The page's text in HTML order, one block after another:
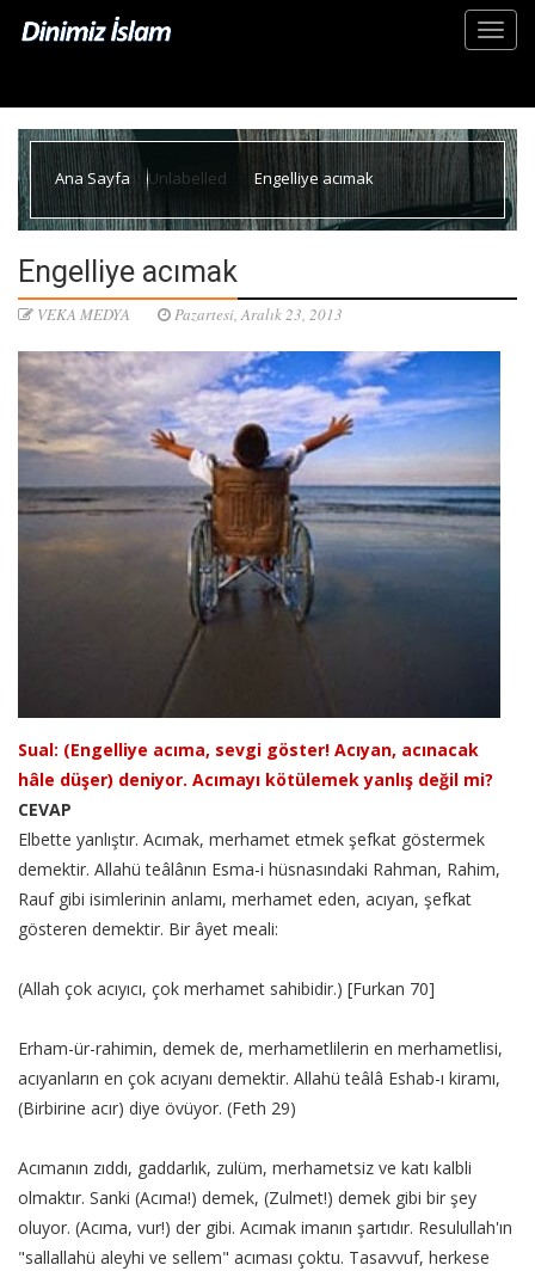
Ana Sayfa Unlabelled Engelliye acımak
Engelliye acımak
VEKA MEDYA Pazartesi, Aralık 23, 2013
Sual: (Engelliye acıma, sevgi göster! Acıyan, acınacak
hâle düşer) deniyor. Acımayı kötülemek yanlış değil mi?
CEVAP
Elbette yanlıştır. Acımak, merhamet etmek şefkat göstermek
demektir. Allahü teâlânın Esma-i hüsnasındaki Rahman, Rahim,
Rauf gibi isimlerinin anlamı, merhamet eden, acıyan, şefkat
gösteren demektir. Bir âyet meali:
(Allah çok acıyıcı, çok merhamet sahibidir.) [Furkan 70]
Erham-ür-rahimin, demek de, merhametlilerin en merhametlisi,
acıyanların en çok acıyanı demektir. Allahü teâlâ Eshab-ı kiramı,
(Birbirine acır) diye övüyor. (Feth 29)
Acımanın zıddı, gaddarlık, zulüm, merhametsiz ve katı kalbli
olmaktır. Sanki (Acıma!) demek, (Zulmet!) demek gibi bir şey
oluyor. (Acıma, vur!) der gibi. Acımak imanın şartıdır. Resulullah'ın
"sallallahü aleyhi ve sellem" acıması çoktu. Tasavvuf, herkese